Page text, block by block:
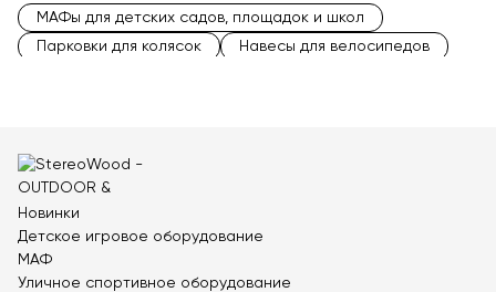
МАФы для детских садов, площадок и школ
Парковки для колясок
Навесы для велосипедов
Велопарковки на 4 места
Металлические велопарковки
Велопарковки на 10 мест
Велопарковки на 2 места
Современные велопарковки
Новинки
Детское игровое оборудование
МАФ
Уличное спортивное оборудование